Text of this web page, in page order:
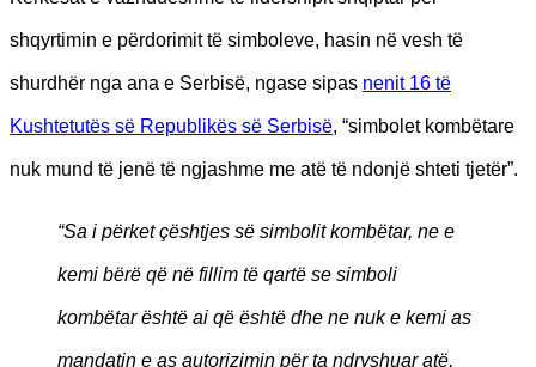
shqyrtimin e përdorimit të simboleve, hasin në vesh të
shurdhër nga ana e Serbisë, ngase sipas nenit 16 të
Kushtetutës së Republikës së Serbisë, “simbolet kombëtare
nuk mund të jenë të ngjashme me atë të ndonjë shteti tjetër”.
“Sa i përket çështjes së simbolit kombëtar, ne e
kemi bërë që në fillim të qartë se simboli
kombëtar është ai që është dhe ne nuk e kemi as
mandatin e as autorizimin për ta ndryshuar atë,